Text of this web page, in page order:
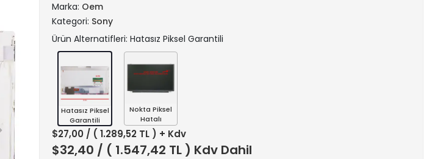
Marka: Oem
Kategori: Sony
Ürün Alternatifleri: Hatasız Piksel Garantili
Hatasız Piksel
Garantili
Nokta Piksel
Hatalı
$27,00 / ( 1.289,52 TL ) + Kdv
$32,40 / ( 1.547,42 TL ) Kdv Dahil